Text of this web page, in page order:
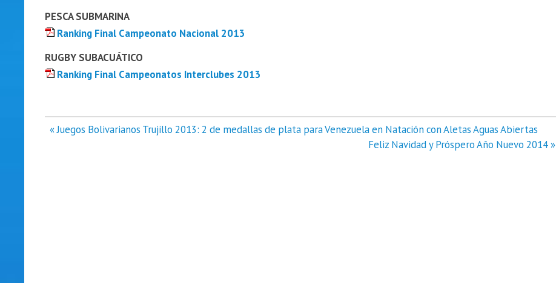
PESCA SUBMARINA
Ranking Final Campeonato Nacional 2013
RUGBY SUBACUÁTICO
Ranking Final Campeonatos Interclubes 2013
Navegación
« Juegos Bolivarianos Trujillo 2013: 2 de medallas de plata para Venezuela en Natación con Aletas Aguas Abiertas
Feliz Navidad y Próspero Año Nuevo 2014 »